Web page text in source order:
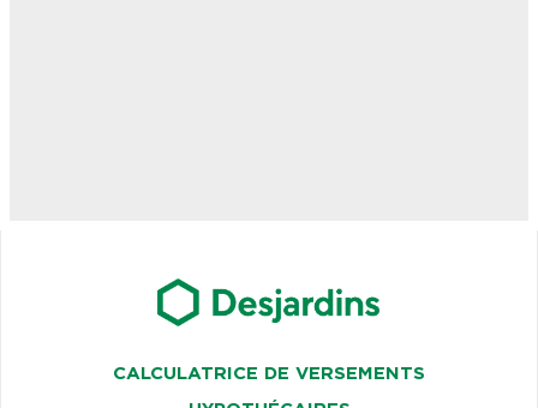
CALCULATRICE DE VERSEMENTS